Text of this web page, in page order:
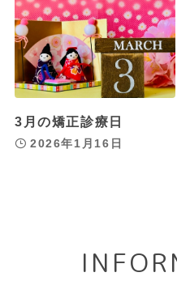
3月の矯正診療日
2026年1月16日